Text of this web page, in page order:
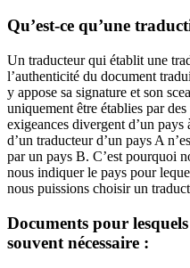
Qu’est-ce qu’une
Un traducteur qui établit une
l’authenticité du document
y appose sa signature et son
uniquement être établies par
exigeances divergent d’un
d’un traducteur d’un pays A
par un pays B. C’est pourquoi
nous indiquer le pays pour
nous puissions choisir un
Documents pour
souvent nécessaire :